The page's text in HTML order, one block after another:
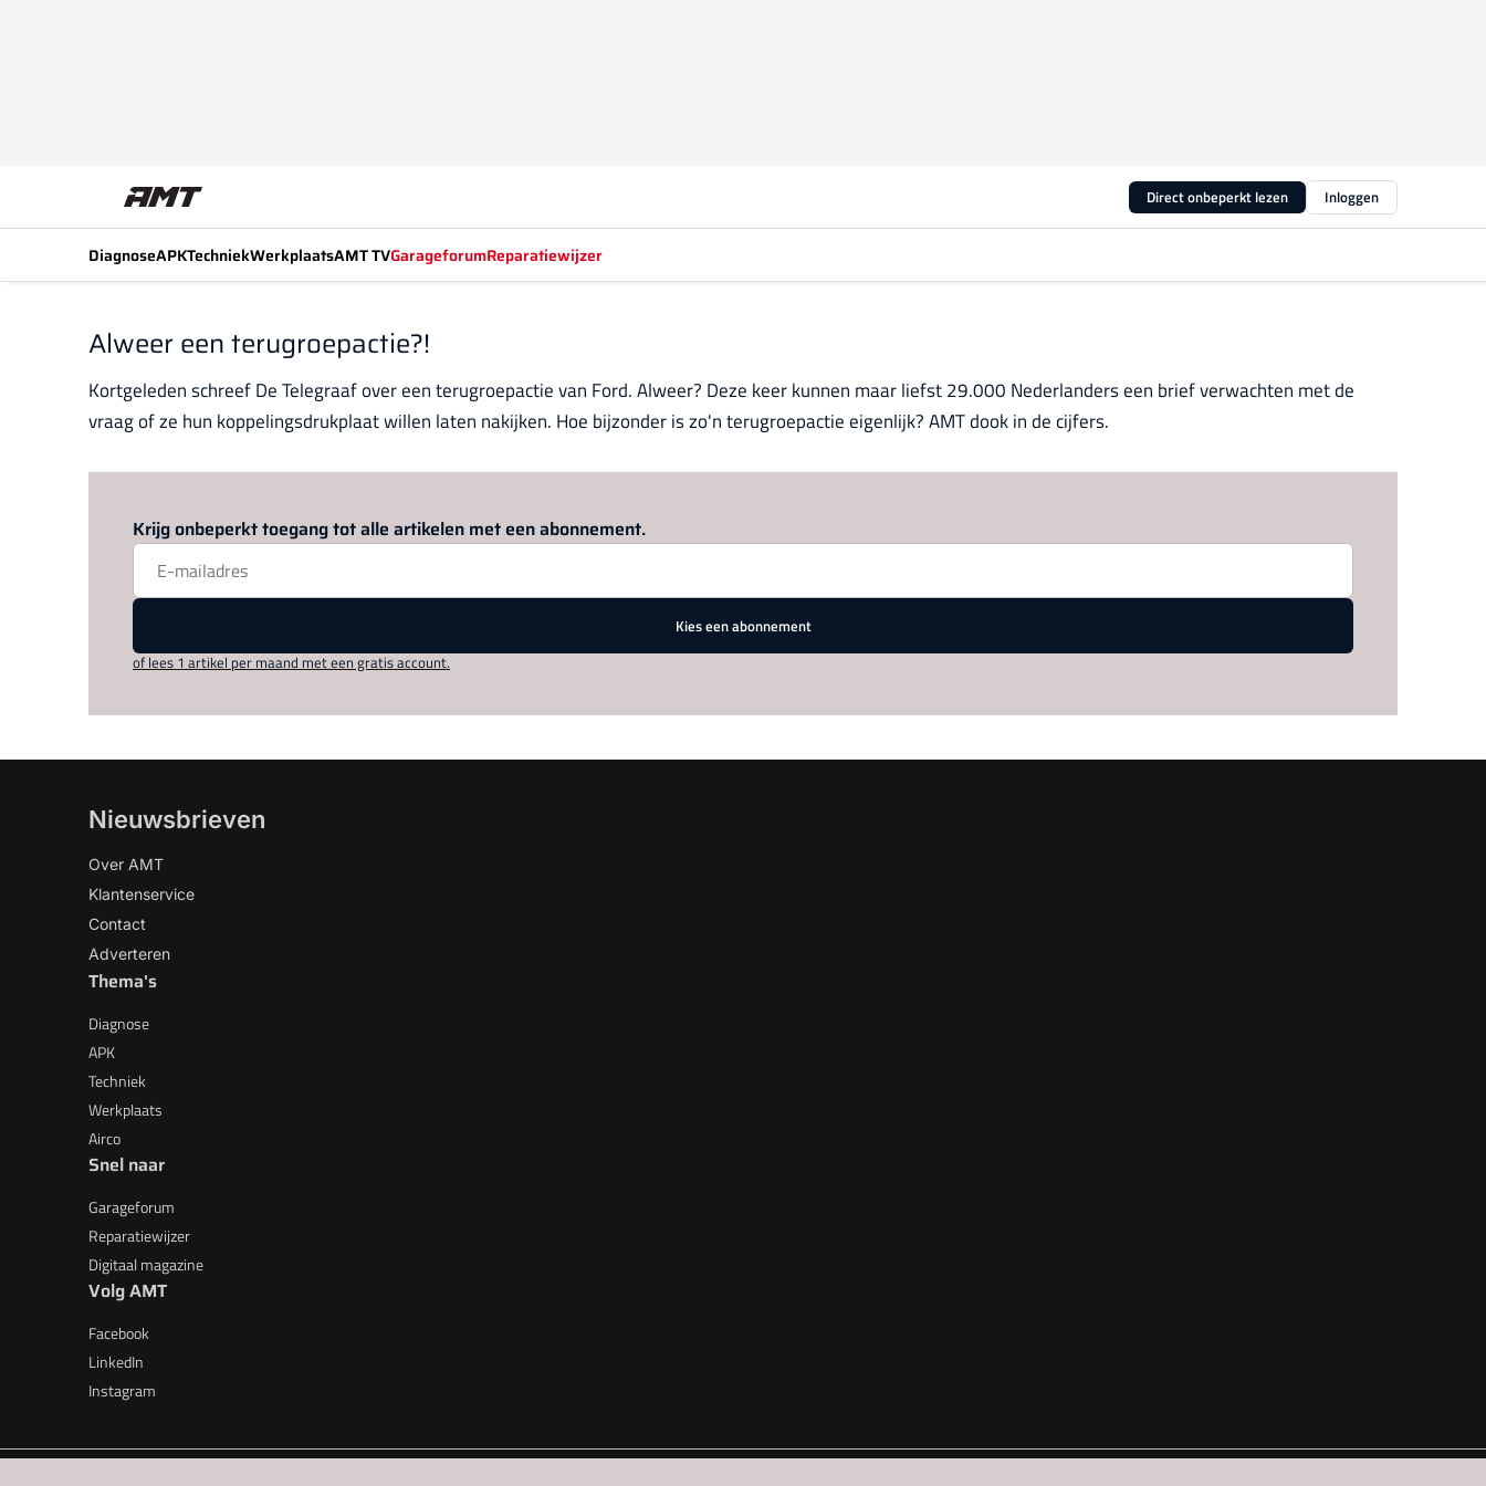
Direct onbeperkt lezen Inloggen
DiagnoseAPKTechniekWerkplaatsAMT TVGarageforumReparatiewijzer
Alweer een terugroepactie?!
Kortgeleden schreef De Telegraaf over een terugroepactie van Ford. Alweer? Deze keer kunnen maar liefst 29.000 Nederlanders een brief verwachten met de
vraag of ze hun koppelingsdrukplaat willen laten nakijken. Hoe bijzonder is zo'n terugroepactie eigenlijk? AMT dook in de cijfers.
Krijg onbeperkt toegang tot alle artikelen met een abonnement.
Kies een abonnement
of lees 1 artikel per maand met een gratis account.
Nieuwsbrieven
Over AMT
Klantenservice
Contact
Adverteren
Thema's
Diagnose
APK
Techniek
Werkplaats
Airco
Snel naar
Garageforum
Reparatiewijzer
Digitaal magazine
Volg AMT
Facebook
LinkedIn
Instagram